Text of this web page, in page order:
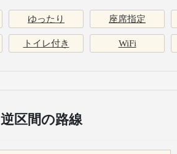
ゆったり 座席指定
トイレ付き WiFi
逆区間の路線